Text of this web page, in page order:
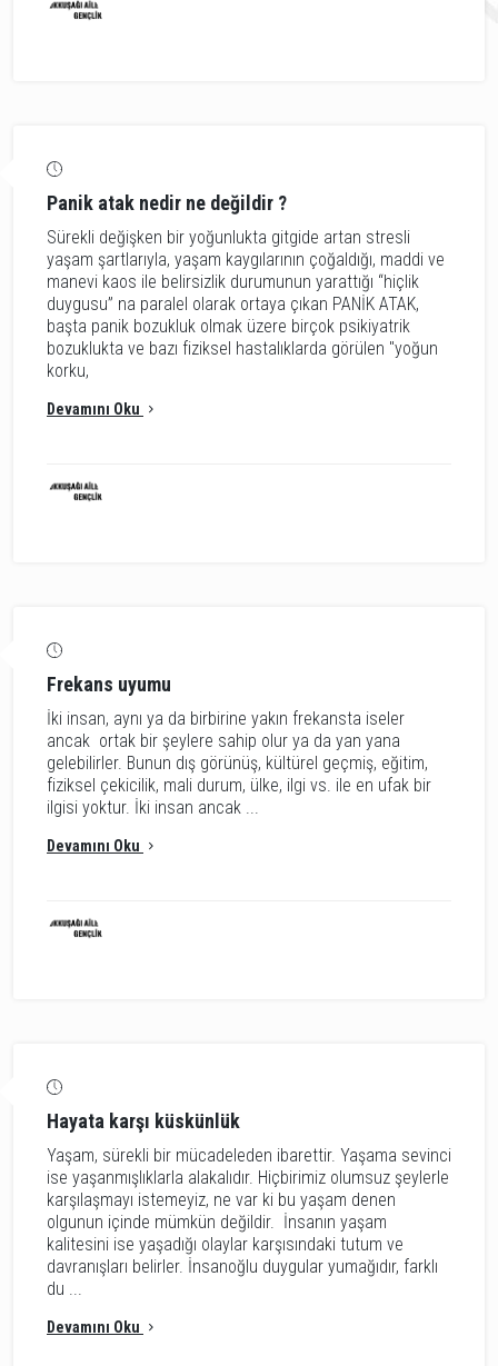
Panik atak nedir ne değildir ?
Sürekli değişken bir yoğunlukta gitgide artan stresli
yaşam şartlarıyla, yaşam kaygılarının çoğaldığı, maddi ve
manevi kaos ile belirsizlik durumunun yarattığı “hiçlik
duygusu” na paralel olarak ortaya çıkan PANİK ATAK,
başta panik bozukluk olmak üzere birçok psikiyatrik
bozuklukta ve bazı fiziksel hastalıklarda görülen "yoğun
korku,
Devamını Oku
Frekans uyumu
İki insan, aynı ya da birbirine yakın frekansta iseler
ancak ortak bir şeylere sahip olur ya da yan yana
gelebilirler. Bunun dış görünüş, kültürel geçmiş, eğitim,
fiziksel çekicilik, mali durum, ülke, ilgi vs. ile en ufak bir
ilgisi yoktur. İki insan ancak ...
Devamını Oku
Hayata karşı küskünlük
Yaşam, sürekli bir mücadeleden ibarettir. Yaşama sevinci
ise yaşanmışlıklarla alakalıdır. Hiçbirimiz olumsuz şeylerle
karşılaşmayı istemeyiz, ne var ki bu yaşam denen
olgunun içinde mümkün değildir. İnsanın yaşam
kalitesini ise yaşadığı olaylar karşısındaki tutum ve
davranışları belirler. İnsanoğlu duygular yumağıdır, farklı
du ...
Devamını Oku